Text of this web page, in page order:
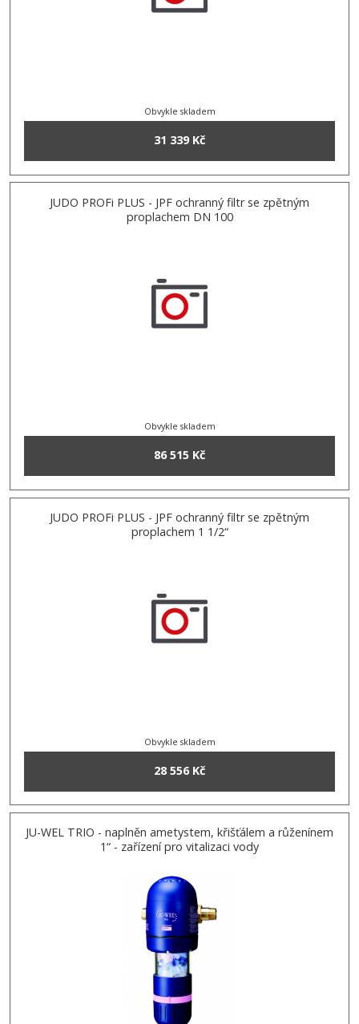
Obvykle skladem
31 339 Kč
JUDO PROFi PLUS - JPF ochranný filtr se zpětným
proplachem DN 100
Obvykle skladem
86 515 Kč
JUDO PROFi PLUS - JPF ochranný filtr se zpětným
proplachem 1 1/2“
Obvykle skladem
28 556 Kč
JU-WEL TRIO - naplněn ametystem, křišťálem a růženínem
1“ - zařízení pro vitalizaci vody